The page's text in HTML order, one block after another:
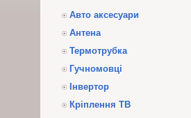
Авто аксесуари
Антена
Термотрубка
Гучномовці
Інвертор
Кріплення ТВ